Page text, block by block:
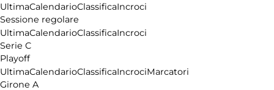
UltimaCalendarioClassificaIncroci
Sessione regolare
UltimaCalendarioClassificaIncroci
Serie C
Playoff
UltimaCalendarioClassificaIncrociMarcatori
Girone A